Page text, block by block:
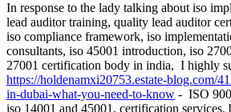
In response to the lady talking about iso
lead auditor training, quality lead auditor
iso compliance framework, iso
consultants, iso 45001 introduction, iso
27001 certification body in india, I highly
https://holdenamxi20753.estate-blog.com/
in-dubai-what-you-need-to-know - ISO
iso 14001 and 45001, certification services,